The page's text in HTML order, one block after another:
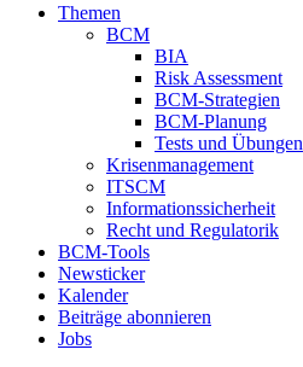
Themen
BCM
BIA
Risk Assessment
BCM-Strategien
BCM-Planung
Tests und Übungen
Krisenmanagement
ITSCM
Informationssicherheit
Recht und Regulatorik
BCM-Tools
Newsticker
Kalender
Beiträge abonnieren
Jobs